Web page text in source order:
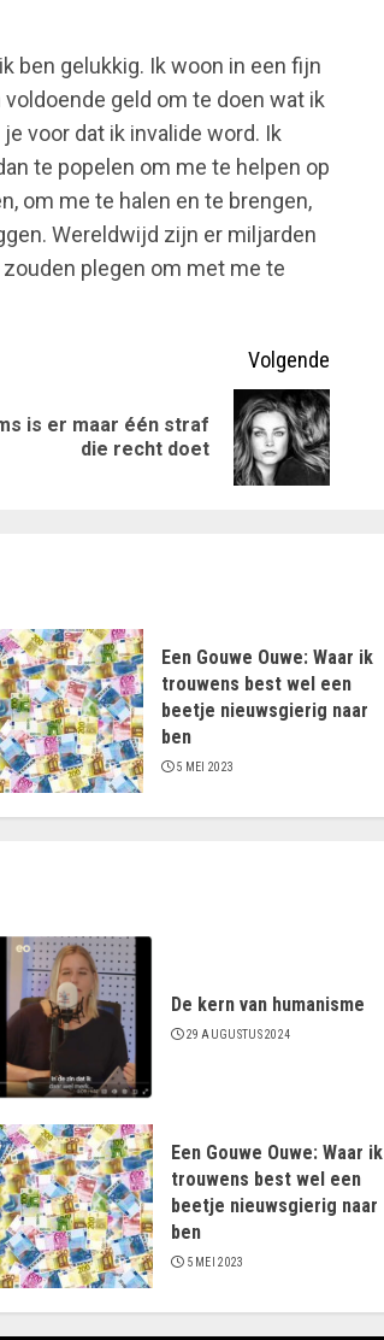
ben gelukkig. Ik woon in een fijn
geld om te doen wat ik
voor dat ik invalide word. Ik
te popelen om me te helpen op
om me te halen en te brengen,
Wereldwijd zijn er miljarden
plegen om met me te
Volgende
is er maar één straf
die recht doet
Een Gouwe Ouwe: Waar ik
trouwens best wel een
beetje nieuwsgierig naar
ben
5 MEI 2023
De kern van humanisme
29 AUGUSTUS 2024
Een Gouwe Ouwe: Waar ik
trouwens best wel een
beetje nieuwsgierig naar
ben
5 MEI 2023